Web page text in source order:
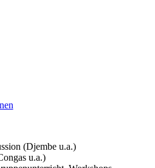
(Djembe u.a.)
u.a.)